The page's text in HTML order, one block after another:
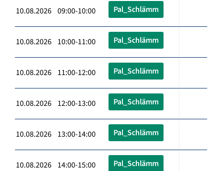
10.08.2026 09:00-10:00 Pal_Schlämm
10.08.2026 10:00-11:00 Pal_Schlämm
10.08.2026 11:00-12:00 Pal_Schlämm
10.08.2026 12:00-13:00 Pal_Schlämm
10.08.2026 13:00-14:00 Pal_Schlämm
10.08.2026 14:00-15:00 Pal_Schlämm